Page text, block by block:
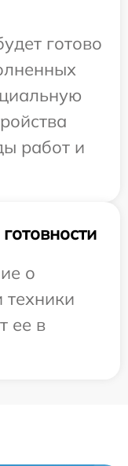
готово
работ и
о
ее в